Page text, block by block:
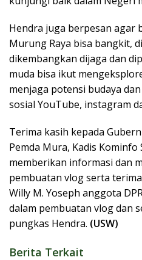
Hendra juga berpesan agar
Murung Raya bisa bangkit,
dikembangkan dijaga dan
muda bisa ikut
menjaga potensi budaya
sosial YouTube, instagram
Terima kasih kepada
Pemda Mura, Kadis Kominfo
memberikan informasi dan
pembuatan vlog serta
Willy M. Yoseph anggota
dalam pembuatan vlog dan
pungkas Hendra. (USW)
Berita Terkait